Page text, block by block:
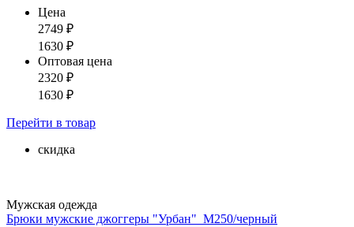
Цена
2749 ₽
1630 ₽
Оптовая цена
2320 ₽
1630 ₽
Перейти в товар
скидка
Мужская одежда
Брюки мужские джоггеры "Урбан"_М250/черный